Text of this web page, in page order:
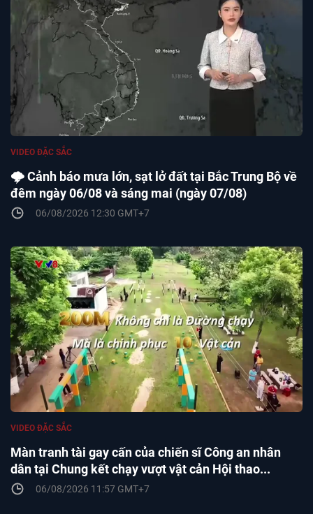
🌩️ Cảnh báo mưa lớn, sạt lở đất tại Bắc Trung Bộ về
đêm ngày 06/08 và sáng mai (ngày 07/08)
VIDEO ĐẶC SẮC
06/08/2026 12:30 GMT+7
Màn tranh tài gay cấn của chiến sĩ Công an nhân
dân tại Chung kết chạy vượt vật cản Hội thao...
VIDEO ĐẶC SẮC
06/08/2026 11:57 GMT+7